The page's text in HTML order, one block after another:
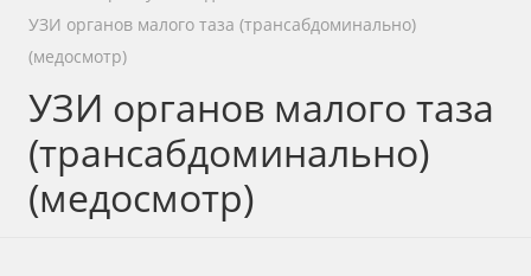
УЗИ органов малого таза (трансабдоминально)
(медосмотр)
УЗИ органов малого таза
(трансабдоминально)
(медосмотр)